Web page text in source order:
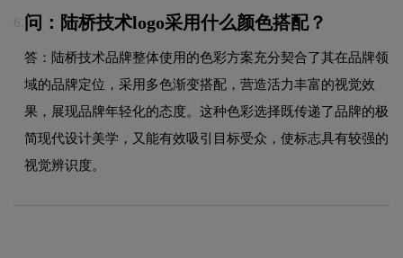
6. 问：陆桥技术logo采用什么颜色搭配？
答：陆桥技术品牌整体使用的色彩方案充分契合了其在品牌领
域的品牌定位，采用多色渐变搭配，营造活力丰富的视觉效
果，展现品牌年轻化的态度。这种色彩选择既传递了品牌的极
简现代设计美学，又能有效吸引目标受众，使标志具有较强的
视觉辨识度。